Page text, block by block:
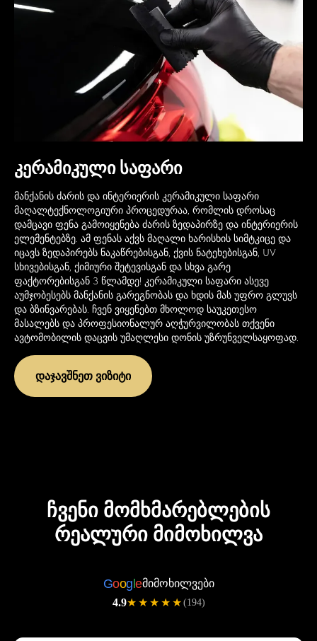
კერამიკული საფარი
მანქანის ძარის და ინტერიერის კერამიკული საფარი
მაღალტექნოლოგიური პროცედურაა, რომლის დროსაც
დამცავი ფენა გამოიყენება ძარის ზედაპირზე და ინტერიერის
ელემენტებზე. ამ ფენას აქვს მაღალი ხარისხის სიმტკიცე და
იცავს ზედაპირებს ნაკაწრებისგან, ქვის ნატეხებისგან, UV
სხივებისგან, ქიმიური შეტევისგან და სხვა გარე
ფაქტორებისგან 3 წლამდე! კერამიკული საფარი ასევე
აუმჯობესებს მანქანის გარეგნობას და ხდის მას უფრო გლუვს
და ბზინვარებას. ჩვენ ვიყენებთ მხოლოდ საუკეთესო
მასალებს და პროფესიონალურ აღჭურვილობას თქვენი
ავტომობილის დაცვის უმაღლესი დონის უზრუნველსაყოფად.
დაჯავშნეთ ვიზიტი
ჩვენი მომხმარებლების
რეალური მიმოხილვა
Googleმიმოხილვები
4.9★★★★★ (194)